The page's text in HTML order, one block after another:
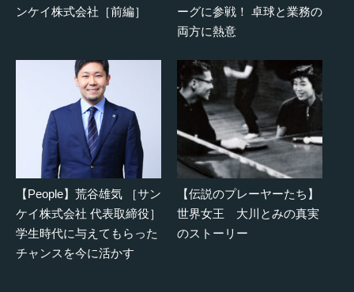
ンケイ株式会社［前編］
ーグに参戦！ 卓球と業務の
両方に熱意
【People】荒谷雄気 ［サン
ケイ株式会社 代表取締役］
学生時代に与えてもらった
チャンスを今に活かす
【伝説のプレーヤーたち】
世界女王 大川とみの真実
のストーリー